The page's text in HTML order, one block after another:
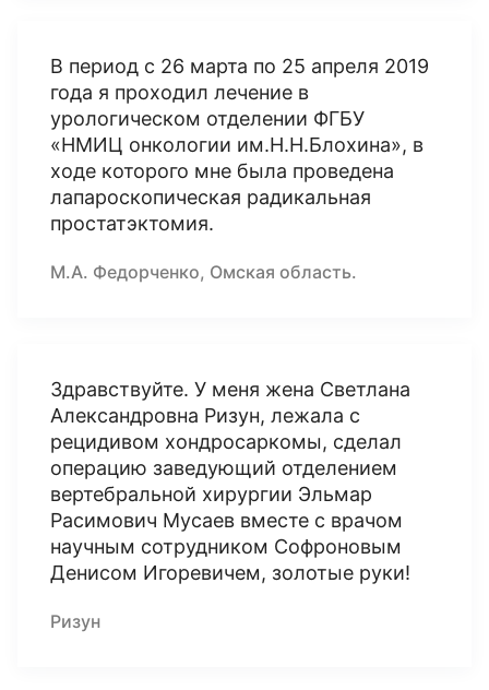
В период с 26 марта по 25 апреля 2019
года я проходил лечение в
урологическом отделении ФГБУ
«НМИЦ онкологии им.Н.Н.Блохина», в
ходе которого мне была проведена
лапароскопическая радикальная
простатэктомия.
М.А. Федорченко, Омская область.
Здравствуйте. У меня жена Светлана
Александровна Ризун, лежала с
рецидивом хондросаркомы, сделал
операцию заведующий отделением
вертебральной хирургии Эльмар
Расимович Мусаев вместе с врачом
научным сотрудником Софроновым
Денисом Игоревичем, золотые руки!
Ризун